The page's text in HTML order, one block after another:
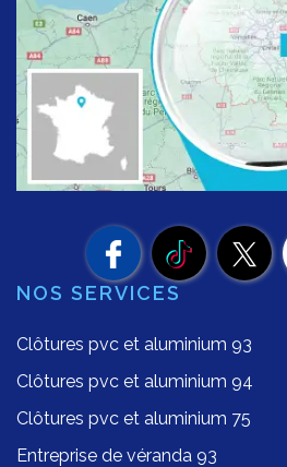
NOS SERVICES
Clôtures pvc et aluminium 93
Clôtures pvc et aluminium 94
Clôtures pvc et aluminium 75
Entreprise de véranda 93